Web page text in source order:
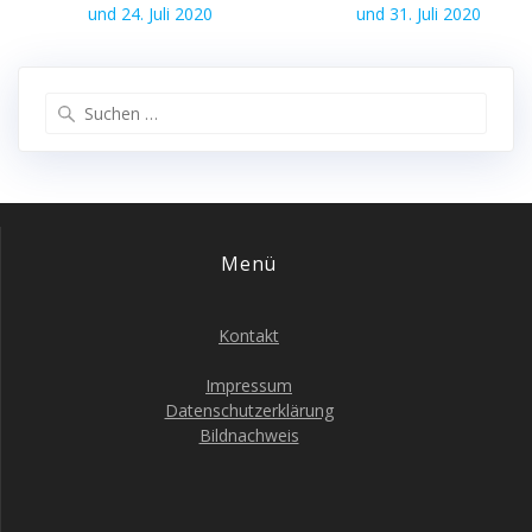
Beitrag:
und 24. Juli 2020
Beitrag:und 31. Juli 2020
Menü
Kontakt
Impressum
Datenschutzerklärung
Bildnachweis